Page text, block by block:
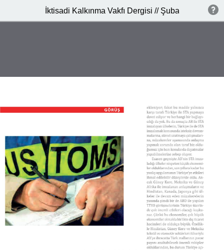
İktisadi Kalkınma Vakfı Dergisi // Şubat 2015